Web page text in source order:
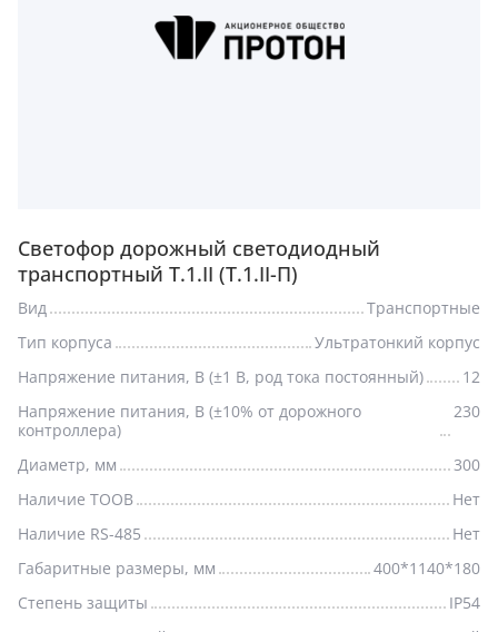
Светофор дорожный светодиодный
транспортный Т.1.II (Т.1.II-П)
Вид
Транспортные
Тип корпуса
Ультратонкий корпус
Напряжение питания, В (±1 В, род тока постоянный)
12
Напряжение питания, В (±10% от дорожного
контроллера)
230
Диаметр, мм
300
Наличие ТООВ
Нет
Наличие RS-485
Нет
Габаритные размеры, мм
400*1140*180
Степень защиты
IP54